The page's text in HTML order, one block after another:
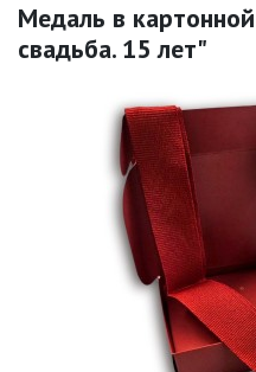
Медаль в
свадьба. 15 лет"